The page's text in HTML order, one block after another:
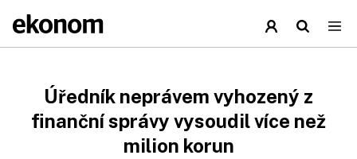
Úředník neprávem vyhozený z
finanční správy vysoudil více než
milion korun